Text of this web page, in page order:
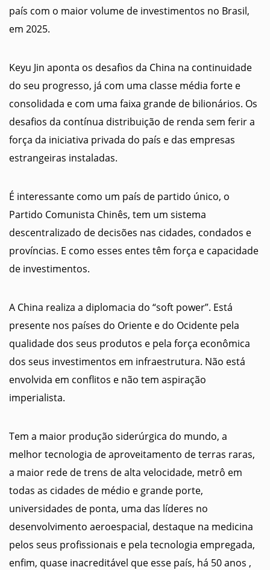
país com o maior volume de investimentos no Brasil,
em 2025.
Keyu Jin aponta os desafios da China na continuidade
do seu progresso, já com uma classe média forte e
consolidada e com uma faixa grande de bilionários. Os
desafios da contínua distribuição de renda sem ferir a
força da iniciativa privada do país e das empresas
estrangeiras instaladas.
É interessante como um país de partido único, o
Partido Comunista Chinês, tem um sistema
descentralizado de decisões nas cidades, condados e
províncias. E como esses entes têm força e capacidade
de investimentos.
A China realiza a diplomacia do “soft power”. Está
presente nos países do Oriente e do Ocidente pela
qualidade dos seus produtos e pela força econômica
dos seus investimentos em infraestrutura. Não está
envolvida em conflitos e não tem aspiração
imperialista.
Tem a maior produção siderúrgica do mundo, a
melhor tecnologia de aproveitamento de terras raras,
a maior rede de trens de alta velocidade, metrô em
todas as cidades de médio e grande porte,
universidades de ponta, uma das líderes no
desenvolvimento aeroespacial, destaque na medicina
pelos seus profissionais e pela tecnologia empregada,
enfim, quase inacreditável que esse país, há 50 anos ,